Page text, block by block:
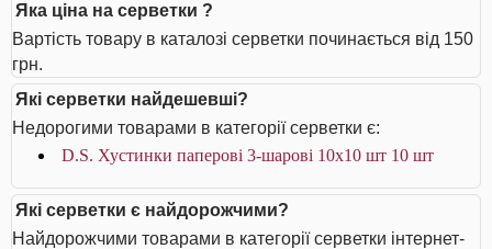
Яка ціна на серветки ?
Вартість товару в каталозі серветки починається від 150
грн.
Які серветки найдешевші?
Недорогими товарами в категорії серветки є:
D.S. Хустинки паперові 3-шарові 10х10 шт 10 шт
Які серветки є найдорожчими?
Найдорожчими товарами в категорії серветки інтернет-